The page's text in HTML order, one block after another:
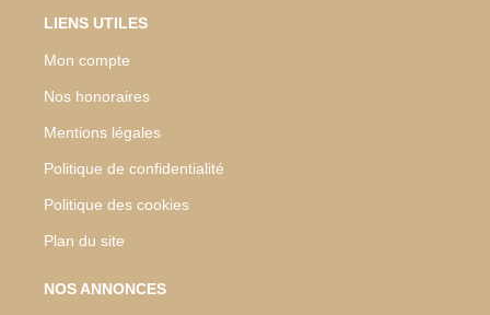
LIENS UTILES
Mon compte
Nos honoraires
Mentions légales
Politique de confidentialité
Politique des cookies
Plan du site
NOS ANNONCES